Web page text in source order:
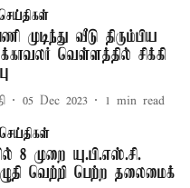
முடிந்து வீடு திரும்பிய
வெள்ளத்தில் சிக்கி
05 Dec 2023 1 min read
8 முறை யு.பி.எஸ்.சி.
வெற்றி பெற்ற தலைமைக்